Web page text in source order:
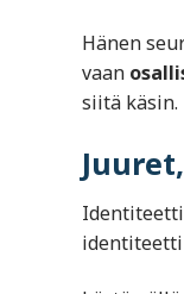
Hänen
vaan
siitä käsin.
identiteetti